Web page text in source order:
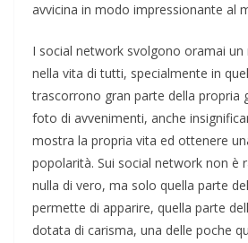
avvicina in modo impressionante al
I social network svolgono oramai
nella vita di tutti, specialmente in
trascorrono gran parte della propria
foto di avvenimenti, anche
mostra la propria vita ed ottenere
popolarità. Sui social network non è
nulla di vero, ma solo quella parte
permette di apparire, quella parte
dotata di carisma, una delle poche